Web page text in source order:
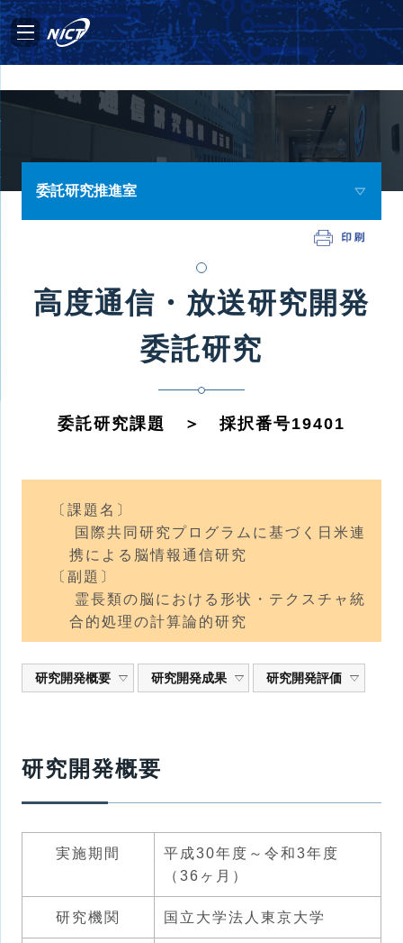
委託研究推進室
高度通信・放送研究開発
委託研究
委託研究課題 ＞ 採択番号19401
〔課題名〕
国際共同研究プログラムに基づく日米連
携による脳情報通信研究
〔副題〕
霊長類の脳における形状・テクスチャ統
合的処理の計算論的研究
研究開発概要 研究開発成果 研究開発評価
研究開発概要
実施期間
平成30年度～令和3年度
（36ヶ月）
研究機関 国立大学法人東京大学